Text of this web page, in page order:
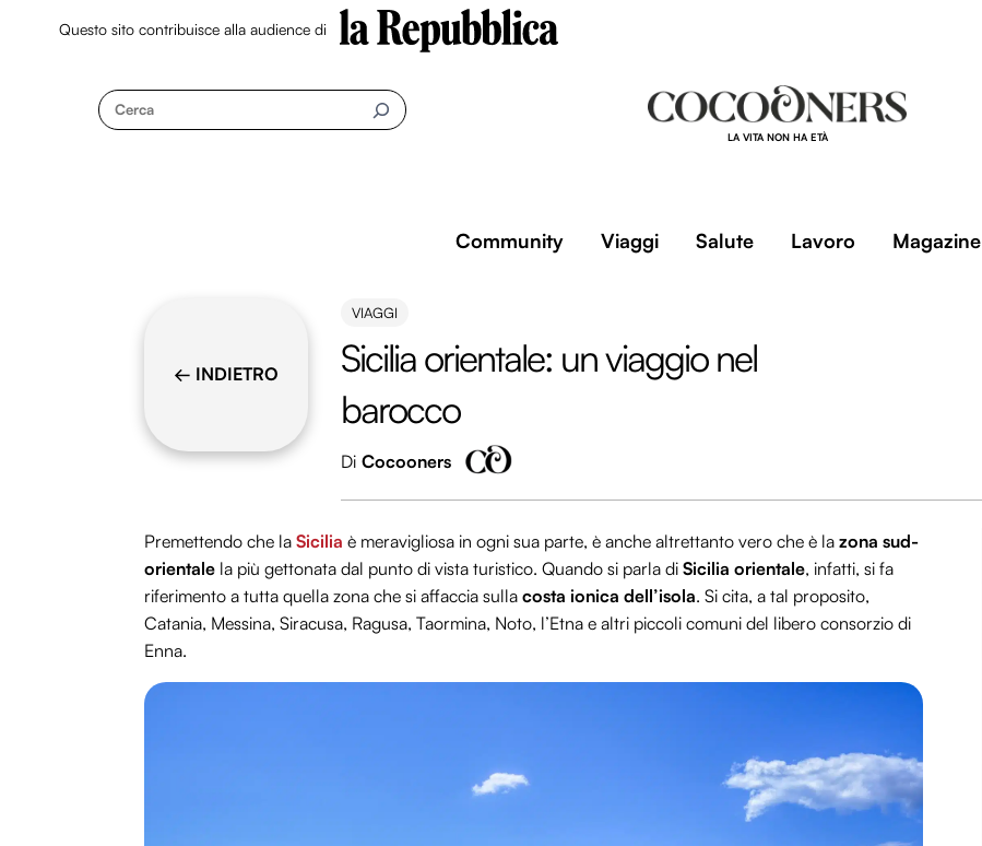
Questo sito contribuisce alla audience di
Cerca
LA VITA NON HA ETÀ
Community Viaggi Salute Lavoro Magazine
← INDIETRO
VIAGGI
Sicilia orientale: un viaggio nel
barocco
Di Cocooners
Premettendo che la Sicilia è meravigliosa in ogni sua parte, è anche altrettanto vero che è la zona sud-
orientale la più gettonata dal punto di vista turistico. Quando si parla di Sicilia orientale, infatti, si fa
riferimento a tutta quella zona che si affaccia sulla costa ionica dell’isola. Si cita, a tal proposito,
Catania, Messina, Siracusa, Ragusa, Taormina, Noto, l’Etna e altri piccoli comuni del libero consorzio di
Enna.